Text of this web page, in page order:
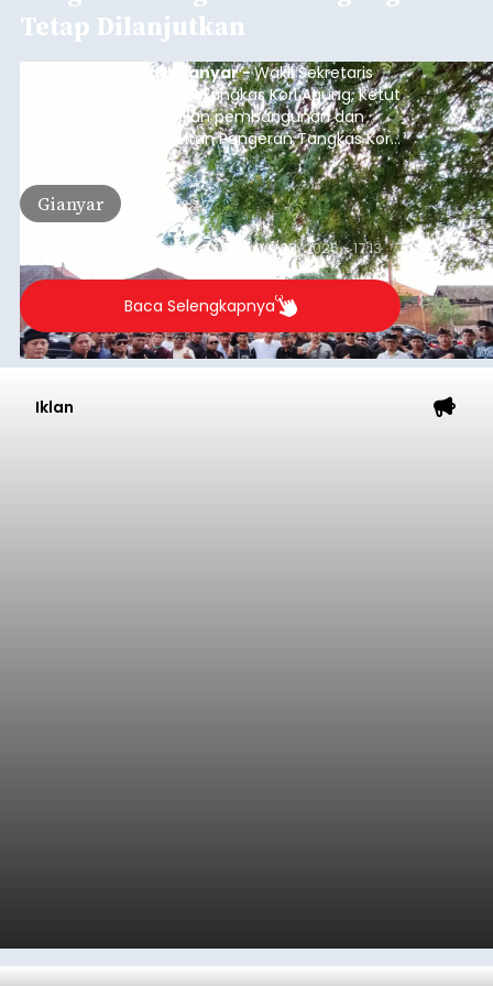
Tetap Dilanjutkan
balitribune.co.id I Gianyar -Wakil Sekretaris
Pratisentana Pangeran Tangkas Kori Agung, Ketut
Sudarsana, menegaskan pembangunan dan
pemugaran Pura Kawitan Pangeran Tangkas Kori
Agung tetap dilanjutkan.
Gianyar
contributoronSun, 08/09/2026 - 17:13
Baca Selengkapnya
Iklan